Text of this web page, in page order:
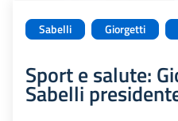
Sabelli Giorgetti
Sport e salute:
Sabelli